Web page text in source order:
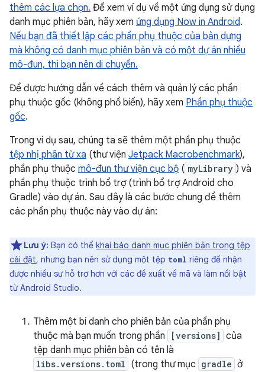
thêm các lựa chọn. Để xem ví dụ về một ứng dụng sử dụng
danh mục phiên bản, hãy xem ứng dụng Now in Android.
Nếu bạn đã thiết lập các phần phụ thuộc của bản dựng
mà không có danh mục phiên bản và có một dự án nhiều
mô-đun, thì bạn nên di chuyển.
Để được hướng dẫn về cách thêm và quản lý các phần
phụ thuộc gốc (không phổ biến), hãy xem Phần phụ thuộc
gốc.
Trong ví dụ sau, chúng ta sẽ thêm một phần phụ thuộc
tệp nhị phân từ xa (thư viện Jetpack Macrobenchmark),
phần phụ thuộc mô-đun thư viện cục bộ ( myLibrary ) và
phần phụ thuộc trình bổ trợ (trình bổ trợ Android cho
Gradle) vào dự án. Sau đây là các bước chung để thêm
các phần phụ thuộc này vào dự án:
Lưu ý: Bạn có thể khai báo danh mục phiên bản trong tệp
cài đặt, nhưng bạn nên sử dụng một tệp toml riêng để nhận
được nhiều sự hỗ trợ hơn với các đề xuất về mã và làm nổi bật
từ Android Studio.
Thêm một bí danh cho phiên bản của phần phụ
thuộc mà bạn muốn trong phần
[versions] của
tệp danh mục phiên bản có tên là
libs.versions.toml (trong thư mục gradle ở